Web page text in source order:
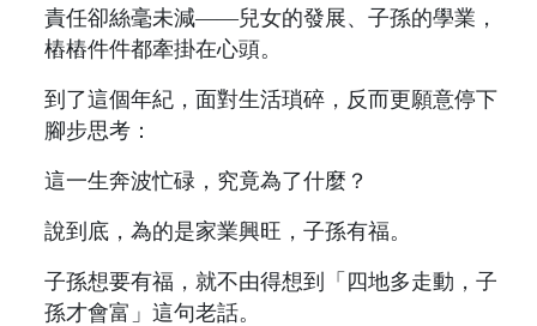
責任卻絲毫未減——兒女的發展、子孫的學業，
樁樁件件都牽掛在心頭。
到了這個年紀，面對生活瑣碎，反而更願意停下
腳步思考：
這一生奔波忙碌，究竟為了什麼？
說到底，為的是家業興旺，子孫有福。
子孫想要有福，就不由得想到「四地多走動，子
孫才會富」這句老話。